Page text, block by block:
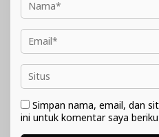
Simpan nama, email, dan
ini untuk komentar saya